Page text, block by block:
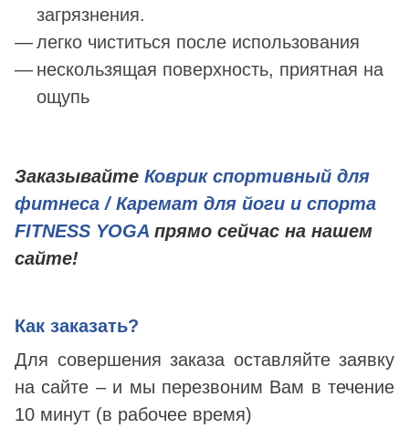
загрязнения.
легко чиститься после использования
нескользящая поверхность, приятная на
ощупь
Заказывайте Коврик спортивный для
фитнеса / Каремат для йоги и спорта
FITNESS YOGA прямо сейчас на нашем
сайте!
Как заказать?
Для совершения заказа оставляйте заявку
на сайте – и мы перезвоним Вам в течение
10 минут (в рабочее время)